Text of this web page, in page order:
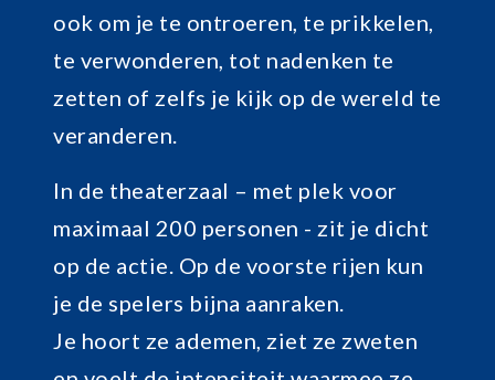
ook om je te ontroeren, te prikkelen,
te verwonderen, tot nadenken te
zetten of zelfs je kijk op de wereld te
veranderen.
In de theaterzaal – met plek voor
maximaal 200 personen - zit je dicht
op de actie. Op de voorste rijen kun
je de spelers bijna aanraken.
Je hoort ze ademen, ziet ze zweten